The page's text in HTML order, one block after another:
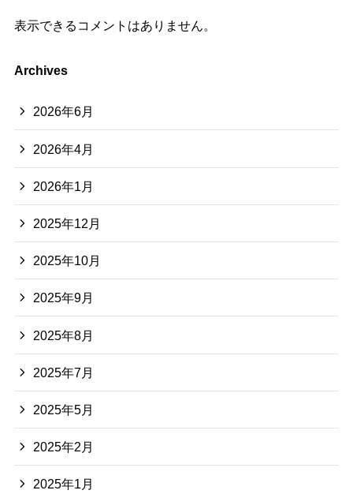
表示できるコメントはありません。
Archives
2026年6月
2026年4月
2026年1月
2025年12月
2025年10月
2025年9月
2025年8月
2025年7月
2025年5月
2025年2月
2025年1月